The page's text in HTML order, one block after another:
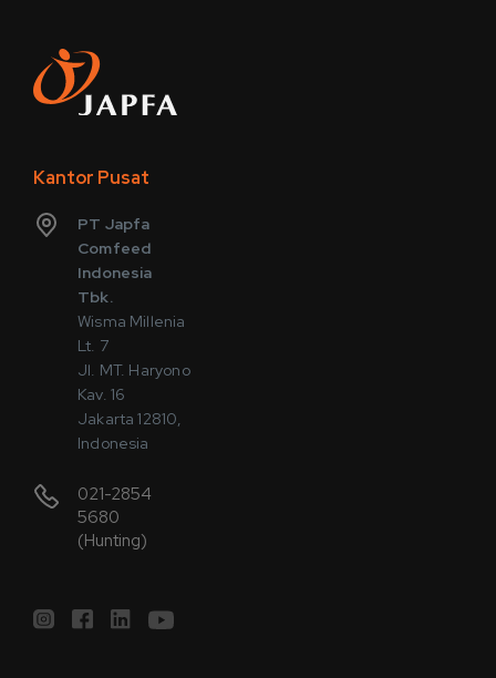
Kantor Pusat
PT Japfa
Comfeed
Indonesia
Tbk.
Wisma Millenia
Lt. 7
Jl. MT. Haryono
Kav. 16
Jakarta 12810,
Indonesia
021-2854
5680
(Hunting)